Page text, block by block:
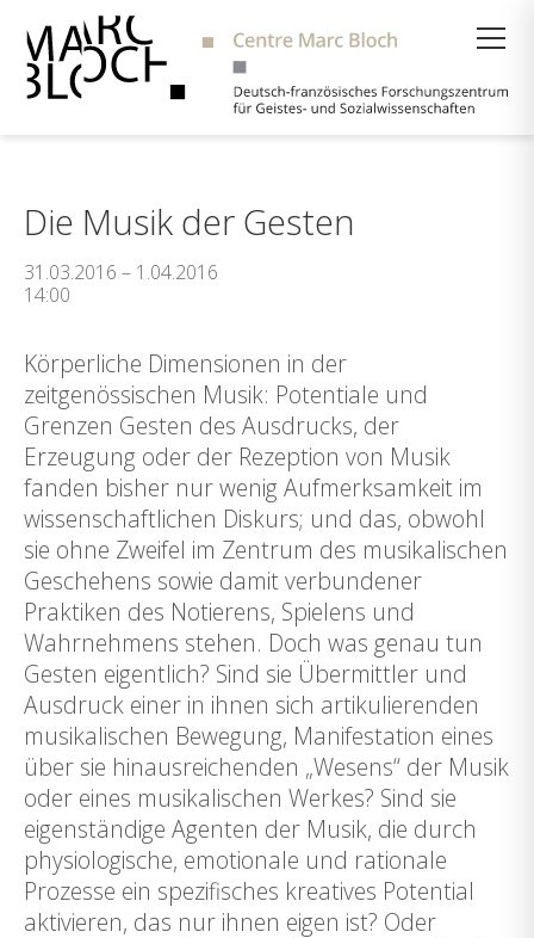
Die Musik der Gesten
31.03.2016 – 1.04.2016
14:00
Körperliche Dimensionen in der
zeitgenössischen Musik: Potentiale und
Grenzen Gesten des Ausdrucks, der
Erzeugung oder der Rezeption von Musik
fanden bisher nur wenig Aufmerksamkeit im
wissenschaftlichen Diskurs; und das, obwohl
sie ohne Zweifel im Zentrum des musikalischen
Geschehens sowie damit verbundener
Praktiken des Notierens, Spielens und
Wahrnehmens stehen. Doch was genau tun
Gesten eigentlich? Sind sie Übermittler und
Ausdruck einer in ihnen sich artikulierenden
musikalischen Bewegung, Manifestation eines
über sie hinausreichenden „Wesens“ der Musik
oder eines musikalischen Werkes? Sind sie
eigenständige Agenten der Musik, die durch
physiologische, emotionale und rationale
Prozesse ein spezifisches kreatives Potential
aktivieren, das nur ihnen eigen ist? Oder